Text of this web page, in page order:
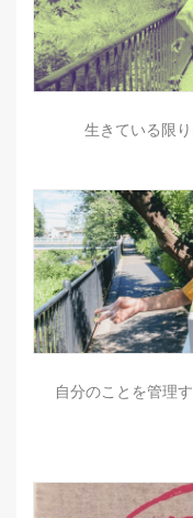
生きている限
自分のことを管理